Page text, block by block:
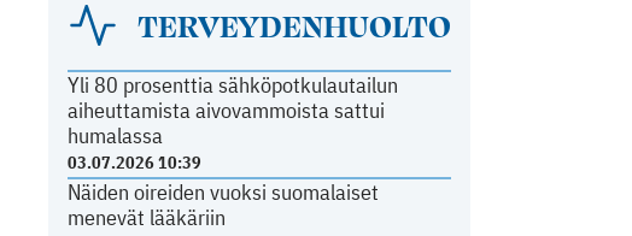
TERVEYDENHUOLTO
Yli 80 prosenttia sähköpotkulautailun
aiheuttamista aivovammoista sattui
humalassa
03.07.2026 10:39
Näiden oireiden vuoksi suomalaiset
menevät lääkäriin